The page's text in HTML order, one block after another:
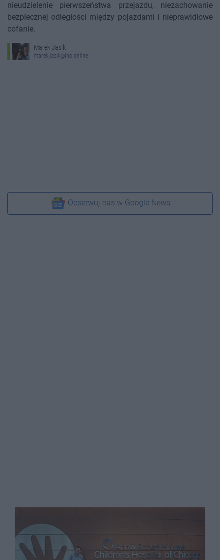
nieudzielenie pierwszeństwa przejazdu, niezachowanie
bezpiecznej odległości między pojazdami i nieprawidłowe
cofanie.
Marek Jasik
marek.jasik@ino.online
Obserwuj nas w Google News